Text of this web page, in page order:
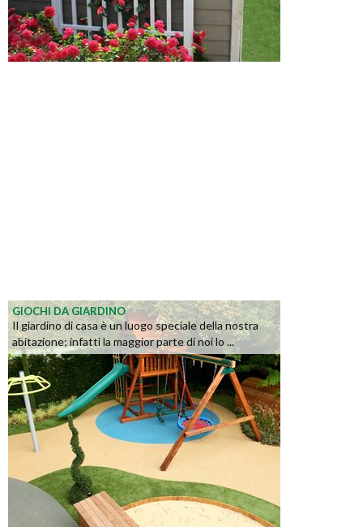
GIOCHI DA GIARDINO
Il giardino di casa è un luogo speciale della nostra
abitazione; infatti la maggior parte di noi lo ...